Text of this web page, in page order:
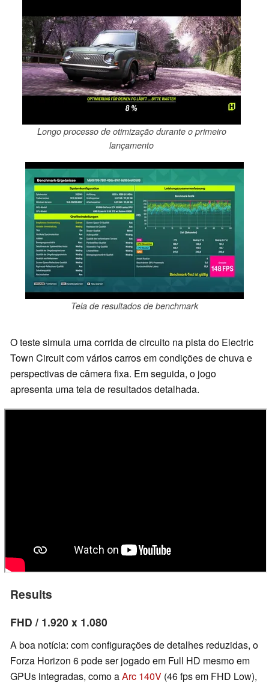
Longo processo de otimização durante o primeiro
lançamento
Tela de resultados de benchmark
O teste simula uma corrida de circuito na pista do Electric
Town Circuit com vários carros em condições de chuva e
perspectivas de câmera fixa. Em seguida, o jogo
apresenta uma tela de resultados detalhada.
Results
FHD / 1.920 x 1.080
A boa notícia: com configurações de detalhes reduzidas, o
Forza Horizon 6 pode ser jogado em Full HD mesmo em
GPUs integradas, como aArc 140V (46 fps em FHD Low),